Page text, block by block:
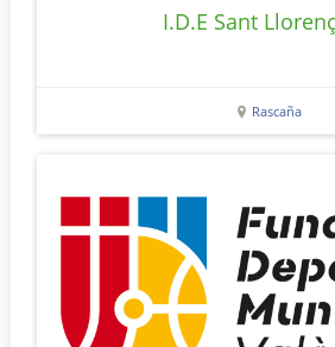
I.D.E Sant
Rascaña